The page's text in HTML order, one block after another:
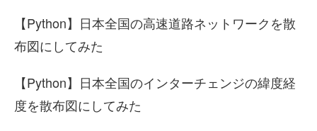
【Python】日本全国の高速道路ネットワークを散
布図にしてみた
【Python】日本全国のインターチェンジの緯度経
度を散布図にしてみた